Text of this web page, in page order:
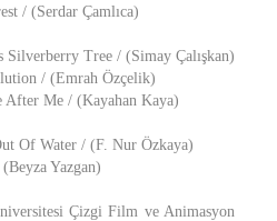
/ (Serdar Çamlıca)
Silverberry Tree / (Simay Çalışkan)
/ (Emrah Özçelik)
After Me / (Kayahan Kaya)
Of Water / (F. Nur Özkaya)
Yazgan)
Çizgi Film ve Animasyon